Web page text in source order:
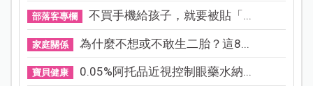
部落客專欄 不買手機給孩子，就要被貼「...
家庭關係 為什麼不想或不敢生二胎？這8...
寶貝健康 0.05%阿托品近視控制眼藥水納...